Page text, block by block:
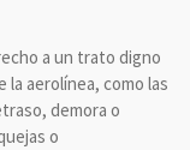
a un trato digno
aerolínea, como las
demora o
o